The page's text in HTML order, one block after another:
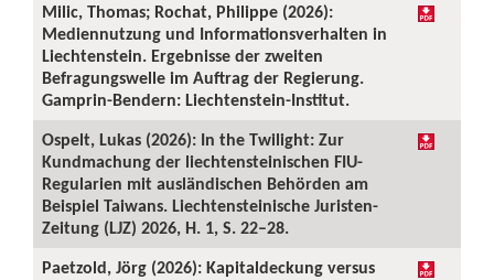
Milic, Thomas; Rochat, Philippe (2026):
Mediennutzung und Informationsverhalten in
Liechtenstein. Ergebnisse der zweiten
Befragungswelle im Auftrag der Regierung.
Gamprin-Bendern: Liechtenstein-Institut.
Ospelt, Lukas (2026): In the Twilight: Zur
Kundmachung der liechtensteinischen FIU-
Regularien mit ausländischen Behörden am
Beispiel Taiwans. Liechtensteinische Juristen-
Zeitung (LJZ) 2026, H. 1, S. 22–28.
Paetzold, Jörg (2026): Kapitaldeckung versus